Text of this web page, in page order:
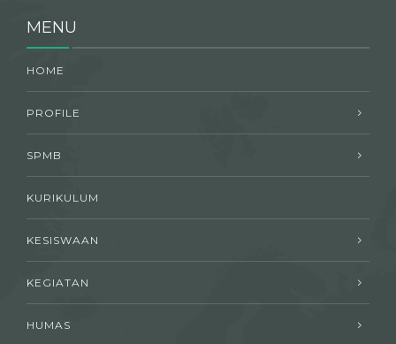
MENU
HOME
PROFILE
SPMB
KURIKULUM
KESISWAAN
KEGIATAN
HUMAS